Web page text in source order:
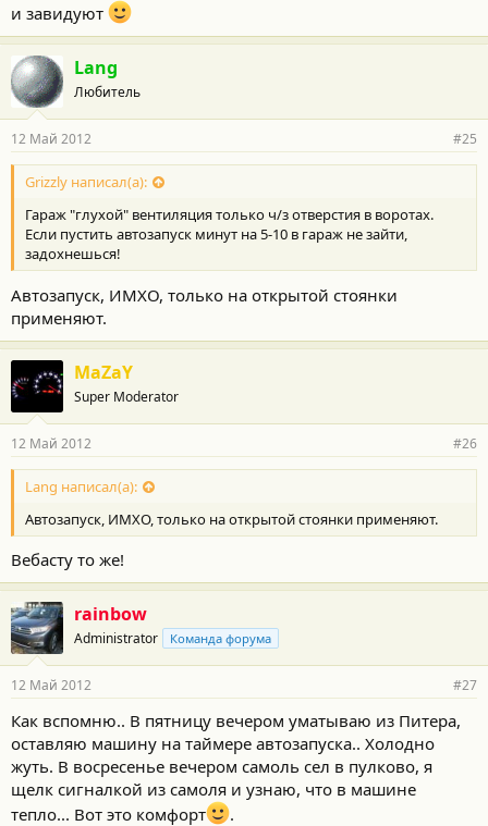
и завидуют
Lang
Любитель
12 Май 2012 #25
Grizzly написал(а):
Гараж "глухой" вентиляция только ч/з отверстия в воротах.
Если пустить автозапуск минут на 5-10 в гараж не зайти,
задохнешься!
Автозапуск, ИМХО, только на открытой стоянки
применяют.
MaZaY
Super Moderator
12 Май 2012 #26
Lang написал(а):
Автозапуск, ИМХО, только на открытой стоянки применяют.
Вебасту то же!
rainbow
Administrator Команда форума
12 Май 2012 #27
Как вспомню.. В пятницу вечером уматываю из Питера,
оставляю машину на таймере автозапуска.. Холодно
жуть. В восресенье вечером самоль сел в пулково, я
щелк сигналкой из самоля и узнаю, что в машине
тепло... Вот это комфорт
.